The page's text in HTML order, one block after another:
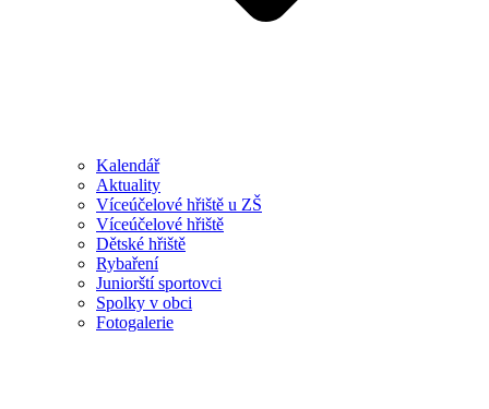
Kalendář
Aktuality
Víceúčelové hřiště u ZŠ
Víceúčelové hřiště
Dětské hřiště
Rybaření
Juniorští sportovci
Spolky v obci
Fotogalerie